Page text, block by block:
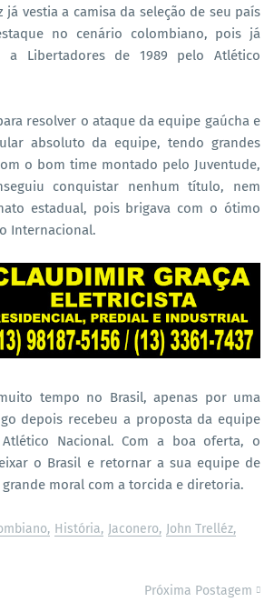
já vestia a camisa da seleção de seu país
no cenário colombiano, pois já
a Libertadores de 1989 pelo Atlético
resolver o ataque da equipe gaúcha e
absoluto da equipe, tendo grandes
o bom time montado pelo Juventude,
conquistar nenhum título, nem
estadual, pois brigava com o ótimo
Internacional.
tempo no Brasil, apenas por uma
depois recebeu a proposta da equipe
Nacional. Com a boa oferta, o
o Brasil e retornar a sua equipe de
moral com a torcida e diretoria.
História Jaconero John Trelléz
Próxima Postagem